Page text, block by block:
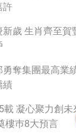
許
新歲 生肖齊至賀
勇奪集團最高業
績
載 凝心聚力創
樓巿8大預言